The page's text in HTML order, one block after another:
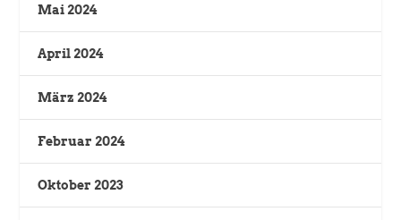
Mai 2024
April 2024
März 2024
Februar 2024
Oktober 2023